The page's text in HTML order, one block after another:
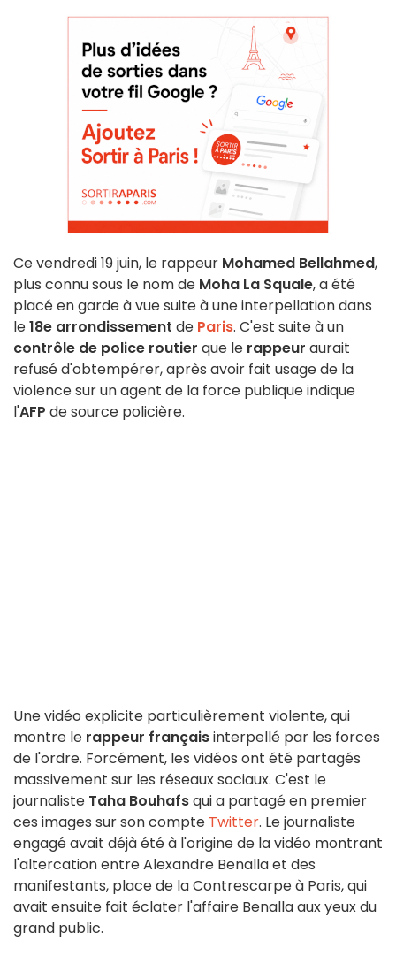
Ce vendredi 19 juin, le rappeur Mohamed Bellahmed,
plus connu sous le nom de Moha La Squale, a été
placé en garde à vue suite à une interpellation dans
le18e arrondissement de Paris. C'est suite à un
contrôle de police routier que le rappeur aurait
refusé d'obtempérer, après avoir fait usage de la
violence sur un agent de la force publique indique
l'AFP de source policière.
Une vidéo explicite particulièrement violente, qui
montre le rappeur françaisinterpellé par les forces
de l'ordre. Forcément, les vidéos ont été partagés
massivement sur les réseaux sociaux. C'est le
journaliste Taha Bouhafsqui a partagé en premier
ces images sur son compte Twitter. Le journaliste
engagé avait déjà été à l'origine de la vidéo montrant
l'altercation entre Alexandre Benalla et des
manifestants, place de la Contrescarpe à Paris, qui
avait ensuite fait éclater l'affaire Benalla aux yeux du
grand public.